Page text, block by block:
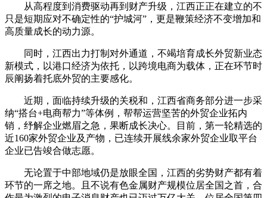
从高程度到消费驱动再到财产升级，江西正正在建立的不
只是短期应对不确定性的“护城河”，更是鞭策经济不变增加和
高质量成长的动力源。
同时，江西出力打制对外通道，不竭培育成长外贸新业态
新模式，以港口经济为依托，以跨境电商为载体，正在环节时
辰阐扬着托底外贸的主要感化。
近期，面临持续升级的关税和，江西省商务部分进一步采
纳“搭台+电商帮力”等体例，帮帮运营坚苦的外贸企业拓内
销，纾解企业燃眉之急，果断成长决心。目前，第一轮精选的
近160家外贸企业及产物，已连续开展线余家外贸企业取平台
企业已告竣合做志愿。
无论置于中部地域仍是放眼全国，江西的劣势财产都有着
环节的一席之地。且不说有色金属财产规模位居全国之首，合